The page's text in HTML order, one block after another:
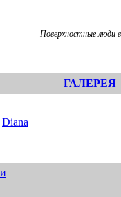
Поверхностные люди
ГАЛЕРЕЯ
Diana